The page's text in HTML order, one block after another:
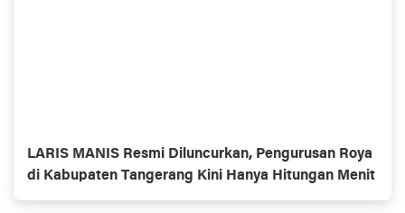
LARIS MANIS Resmi Diluncurkan, Pengurusan Roya
di Kabupaten Tangerang Kini Hanya Hitungan Menit